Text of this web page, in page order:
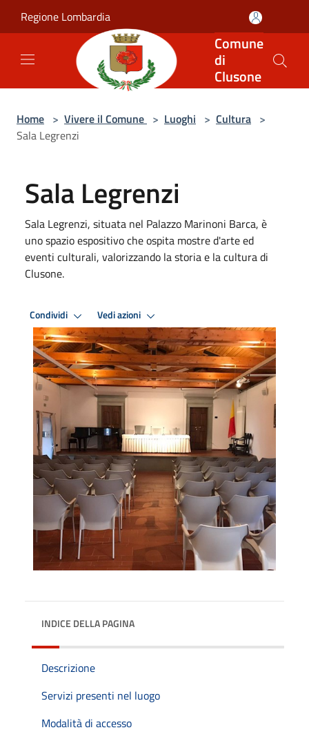
Regione Lombardia
Comune
di
Clusone
Home > Vivere il Comune > Luoghi > Cultura >
Sala Legrenzi
Sala Legrenzi
Sala Legrenzi, situata nel Palazzo Marinoni Barca, è
uno spazio espositivo che ospita mostre d'arte ed
eventi culturali, valorizzando la storia e la cultura di
Clusone.
Condividi Vedi azioni
INDICE DELLA PAGINA
Descrizione
Servizi presenti nel luogo
Modalità di accesso